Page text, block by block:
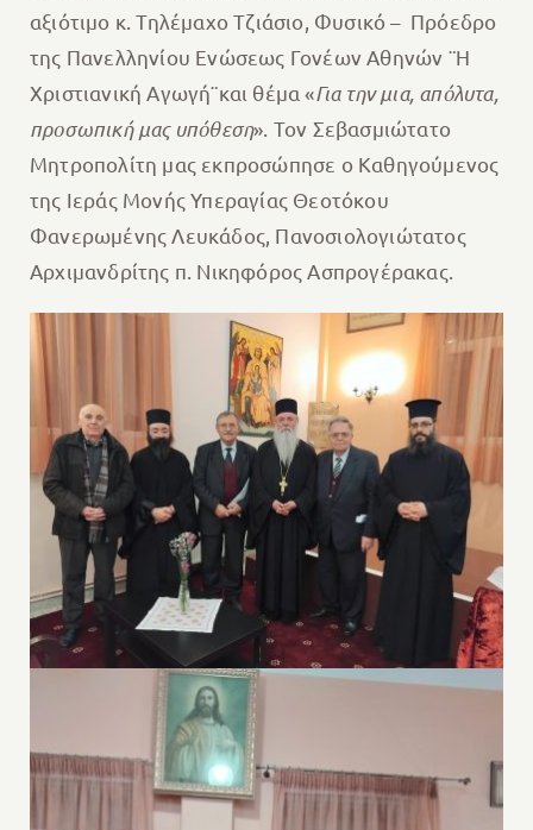
αξιότιμο κ. Τηλέμαχο Τζιάσιο, Φυσικό – Πρόεδρο
της Πανελληνίου Ενώσεως Γονέων Αθηνών ¨Η
Χριστιανική Αγωγή¨και θέμα «Για την μια, απόλυτα,
προσωπική μας υπόθεση». Τον Σεβασμιώτατο
Μητροπολίτη μας εκπροσώπησε ο Καθηγούμενος
της Ιεράς Μονής Υπεραγίας Θεοτόκου
Φανερωμένης Λευκάδος, Πανοσιολογιώτατος
Αρχιμανδρίτης π. Νικηφόρος Ασπρογέρακας.